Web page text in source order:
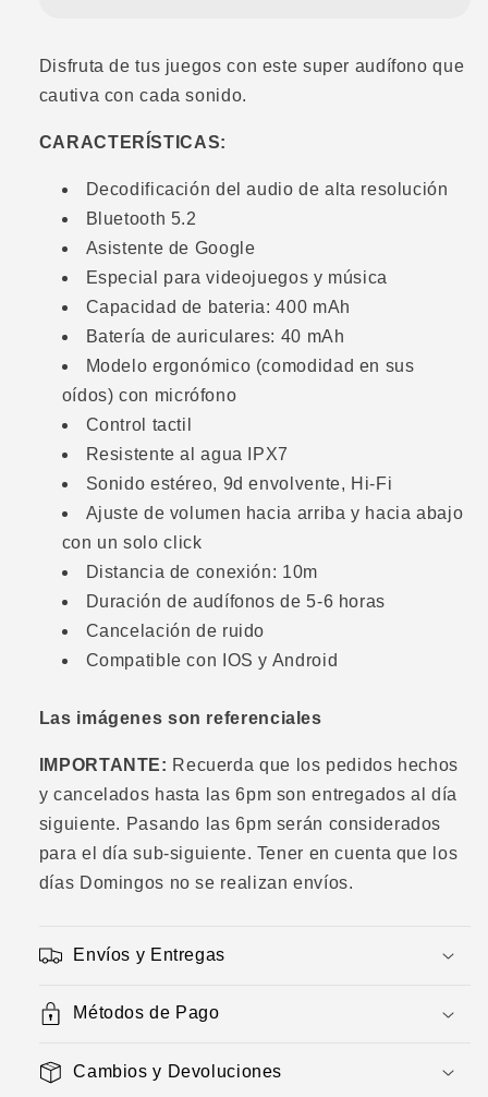
Disfruta de tus juegos con este super audífono que
cautiva con cada sonido.
CARACTERÍSTICAS:
Decodificación del audio de alta resolución
Bluetooth 5.2
Asistente de Google
Especial para videojuegos y música
Capacidad de bateria: 400 mAh
Batería de auriculares: 40 mAh
Modelo ergonómico (comodidad en sus
oídos) con micrófono
Control tactil
Resistente al agua IPX7
Sonido estéreo, 9d envolvente, Hi-Fi
Ajuste de volumen hacia arriba y hacia abajo
con un solo click
Distancia de conexión: 10m
Duración de audífonos de 5-6 horas
Cancelación de ruido
Compatible con IOS y Android
Las imágenes son referenciales
IMPORTANTE: Recuerda que los pedidos hechos
y cancelados hasta las 6pm son entregados al día
siguiente. Pasando las 6pm serán considerados
para el día sub-siguiente. Tener en cuenta que los
días Domingos no se realizan envíos.
Envíos y Entregas
Métodos de Pago
Cambios y Devoluciones